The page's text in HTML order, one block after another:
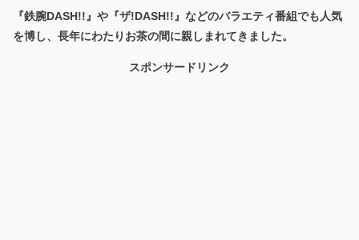
『鉄腕DASH!!』や『ザ!DASH!!』などのバラエティ番組でも人気
を博し、長年にわたりお茶の間に親しまれてきました。
スポンサードリンク